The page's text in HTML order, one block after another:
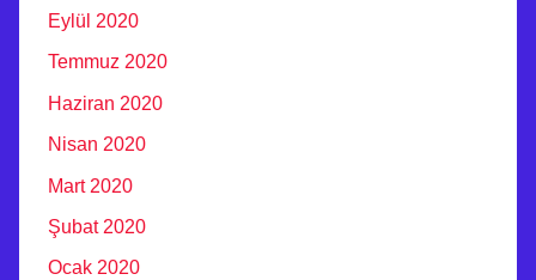
Eylül 2020
Temmuz 2020
Haziran 2020
Nisan 2020
Mart 2020
Şubat 2020
Ocak 2020